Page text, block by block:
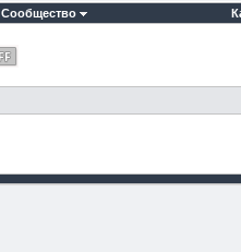
Сообщество